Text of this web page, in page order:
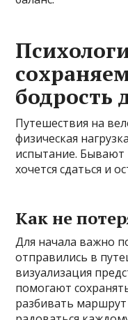
бодрость
Путешествия на
физическая
испытание. Бывают
хочется сдаться и
Как не
Для начала важно
отправились в
визуализация
помогают
разбивать